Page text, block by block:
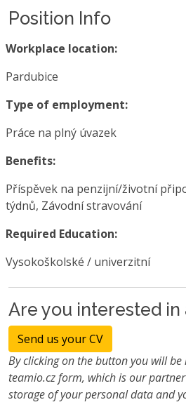
Position Info
Workplace location:
Pardubice
Type of employment:
Práce na plný úvazek
Benefits:
Příspěvek na penzijní/životní
týdnů, Závodní stravování
Required Education:
Vysokoškolské / univerzitní
Are you interested in
Send us your CV
By clicking on the button you will
teamio.cz form, which is our
storage of your personal data and